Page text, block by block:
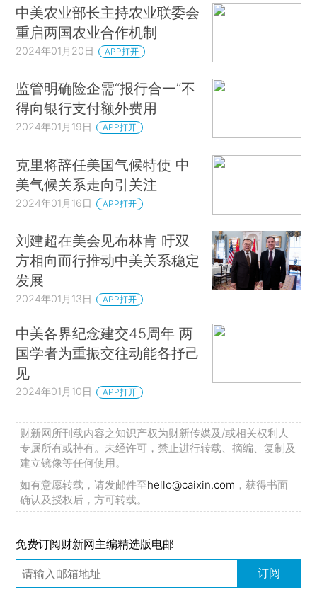
中美农业部长主持农业联委会
重启两国农业合作机制
2024年01月20日 APP打开
监管明确险企需“报行合一”不
得向银行支付额外费用
2024年01月19日 APP打开
克里将辞任美国气候特使 中
美气候关系走向引关注
2024年01月16日 APP打开
刘建超在美会见布林肯 吁双
方相向而行推动中美关系稳定
发展
2024年01月13日 APP打开
中美各界纪念建交45周年 两
国学者为重振交往动能各抒己
见
2024年01月10日 APP打开
财新网所刊载内容之知识产权为财新传媒及/或相关权利人
专属所有或持有。未经许可，禁止进行转载、摘编、复制及
建立镜像等任何使用。
如有意愿转载，请发邮件至hello@caixin.com ，获得书面
确认及授权后，方可转载。
免费订阅财新网主编精选版电邮
订阅